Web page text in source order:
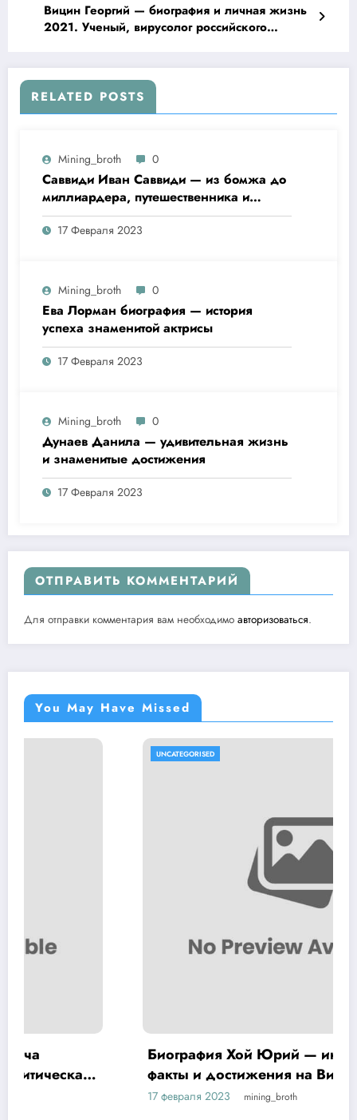
Вицин Георгий — биография и личная жизнь
2021. Ученый, вирусолог российского
RELATED POSTS
Mining_broth 0
Саввиди Иван Саввиди — из бомжа до
миллиардера, путешественника и
футбольного президента —
удивительная биография
17 Февраля 2023
Mining_broth 0
Ева Лорман биография — история
успеха знаменитой актрисы
17 Февраля 2023
Mining_broth 0
Дунаев Данила — удивительная жизнь
и знаменитые достижения
17 Февраля 2023
ОТПРАВИТЬ КОММЕНТАРИЙ
Для отправки комментария вам необходимо авторизоваться.
You May Have Missed
Биография Хой Юрий — интересные
факты и достижения на Википедии
mining_broth